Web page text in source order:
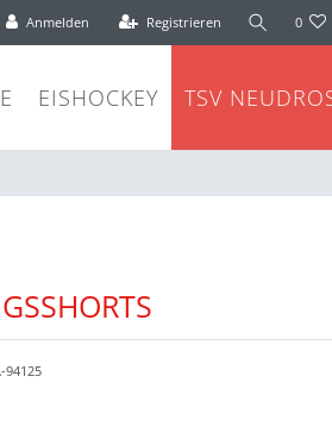
Anmelden Registrieren 0
EISHOCKEY TSV
94125